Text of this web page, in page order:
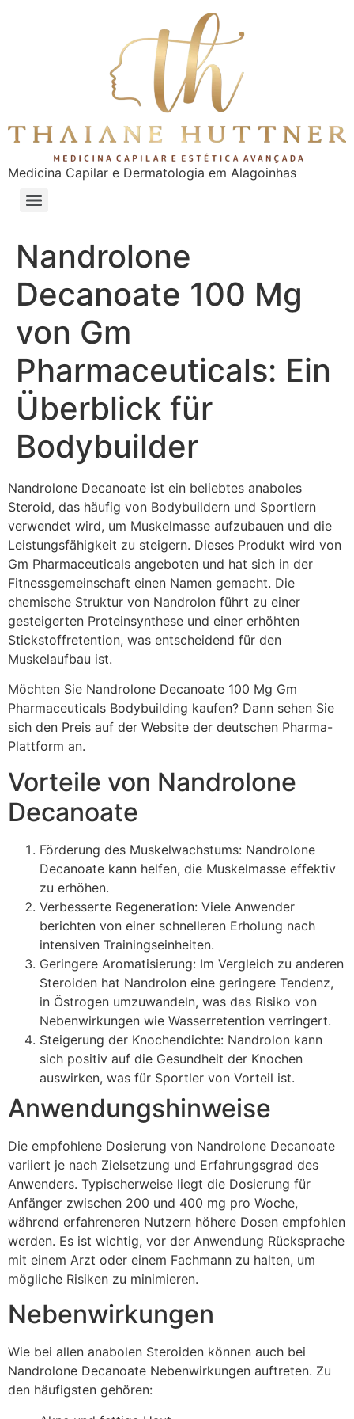
Medicina Capilar e Dermatologia em Alagoinhas
Nandrolone
Decanoate 100 Mg
von Gm
Pharmaceuticals: Ein
Überblick für
Bodybuilder
Nandrolone Decanoate ist ein beliebtes anaboles
Steroid, das häufig von Bodybuildern und Sportlern
verwendet wird, um Muskelmasse aufzubauen und die
Leistungsfähigkeit zu steigern. Dieses Produkt wird von
Gm Pharmaceuticals angeboten und hat sich in der
Fitnessgemeinschaft einen Namen gemacht. Die
chemische Struktur von Nandrolon führt zu einer
gesteigerten Proteinsynthese und einer erhöhten
Stickstoffretention, was entscheidend für den
Muskelaufbau ist.
Möchten Sie Nandrolone Decanoate 100 Mg Gm
Pharmaceuticals Bodybuilding kaufen? Dann sehen Sie
sich den Preis auf der Website der deutschen Pharma-
Plattform an.
Vorteile von Nandrolone
Decanoate
Förderung des Muskelwachstums: Nandrolone
Decanoate kann helfen, die Muskelmasse effektiv
zu erhöhen.
Verbesserte Regeneration: Viele Anwender
berichten von einer schnelleren Erholung nach
intensiven Trainingseinheiten.
Geringere Aromatisierung: Im Vergleich zu anderen
Steroiden hat Nandrolon eine geringere Tendenz,
in Östrogen umzuwandeln, was das Risiko von
Nebenwirkungen wie Wasserretention verringert.
Steigerung der Knochendichte: Nandrolon kann
sich positiv auf die Gesundheit der Knochen
auswirken, was für Sportler von Vorteil ist.
Anwendungshinweise
Die empfohlene Dosierung von Nandrolone Decanoate
variiert je nach Zielsetzung und Erfahrungsgrad des
Anwenders. Typischerweise liegt die Dosierung für
Anfänger zwischen 200 und 400 mg pro Woche,
während erfahreneren Nutzern höhere Dosen empfohlen
werden. Es ist wichtig, vor der Anwendung Rücksprache
mit einem Arzt oder einem Fachmann zu halten, um
mögliche Risiken zu minimieren.
Nebenwirkungen
Wie bei allen anabolen Steroiden können auch bei
Nandrolone Decanoate Nebenwirkungen auftreten. Zu
den häufigsten gehören: